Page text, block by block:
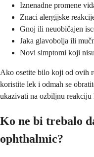
Iznenadne promene
Znaci alergijske
Gnoj ili neuobičajen
Jaka glavobolja ili
Novi simptomi koji
Ako osetite bilo koji od ovih
koristite lek i odmah se
ukazivati na ozbiljnu reakciju
Ko ne bi trebalo
ophthalmic?